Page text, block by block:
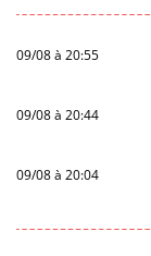
09/08 à 20:55
09/08 à 20:44
09/08 à 20:04